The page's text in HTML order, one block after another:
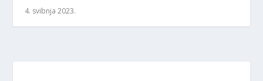
4. svibnja 2023.